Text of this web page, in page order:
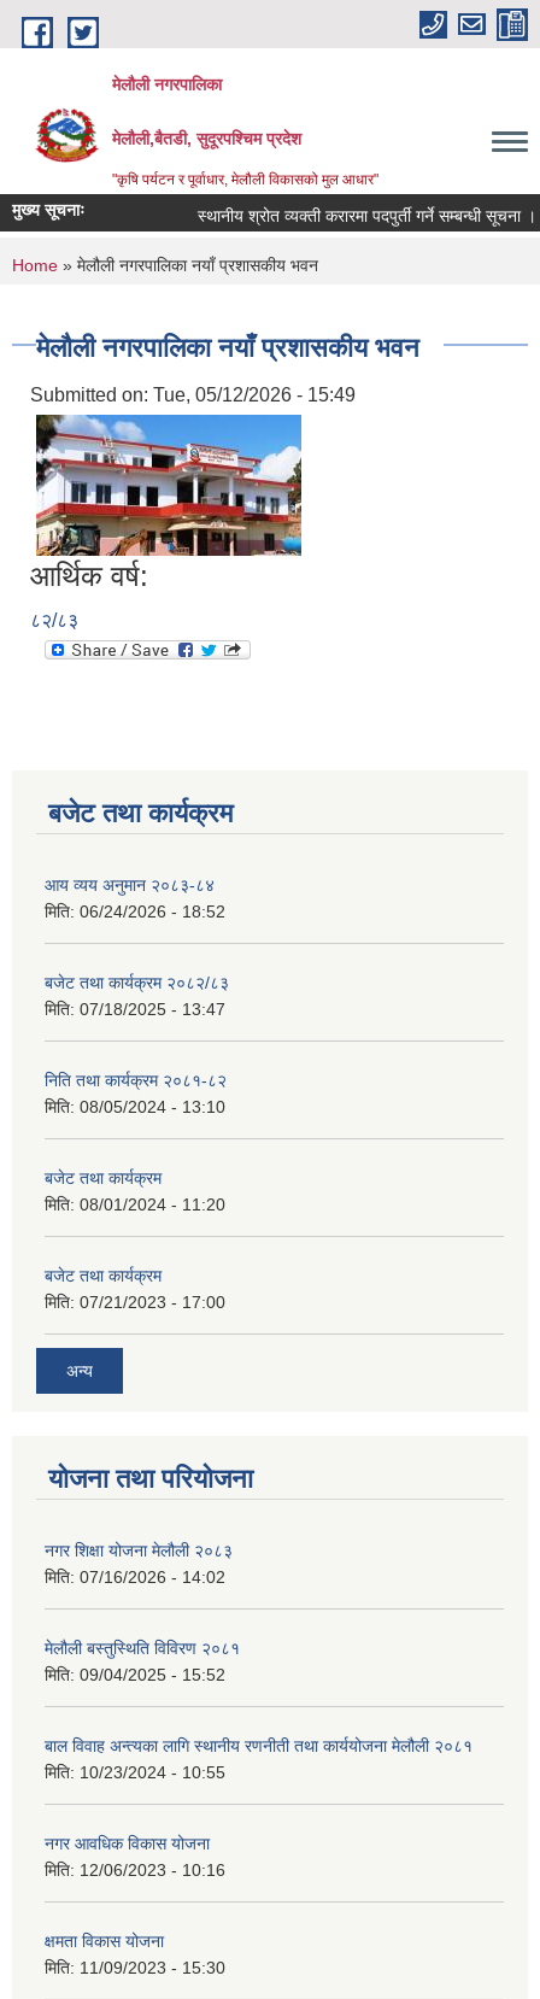
Skip to main content
मेलौली नगरपालिका
मेलौली,बैतडी, सुदूरपश्‍चिम प्रदेश
"कृषि पर्यटन र पूर्वाधार, मेलौली विकासको मुल आधार"
मुख्य सूचनाः स्थानीय श्रोत व्यक्ती करारमा पदपुर्ती गर्ने सम्बन्धी सूचना ।
You are here
Home » मेलौली नगरपालिका नयाँ प्रशासकीय भवन
मेलौली नगरपालिका नयाँ प्रशासकीय भवन
Submitted on: Tue, 05/12/2026 - 15:49
आर्थिक वर्ष:
८२/८३
बजेट तथा कार्यक्रम
आय व्यय अनुमान २०८३-८४
मिति: 06/24/2026 - 18:52
बजेट तथा कार्यक्रम २०८२/८३
मिति: 07/18/2025 - 13:47
निति तथा कार्यक्रम २०८१-८२
मिति: 08/05/2024 - 13:10
बजेट तथा कार्यक्रम
मिति: 08/01/2024 - 11:20
बजेट तथा कार्यक्रम
मिति: 07/21/2023 - 17:00
अन्य
योजना तथा परियोजना
नगर शिक्षा योजना मेलौली २०८३
मिति: 07/16/2026 - 14:02
मेलौली बस्तुस्थिति विविरण २०८१
मिति: 09/04/2025 - 15:52
बाल विवाह अन्त्यका लागि स्थानीय रणनीती तथा कार्ययोजना मेलौली २०८१
मिति: 10/23/2024 - 10:55
नगर आवधिक विकास योजना
मिति: 12/06/2023 - 10:16
क्षमता विकास योजना
मिति: 11/09/2023 - 15:30